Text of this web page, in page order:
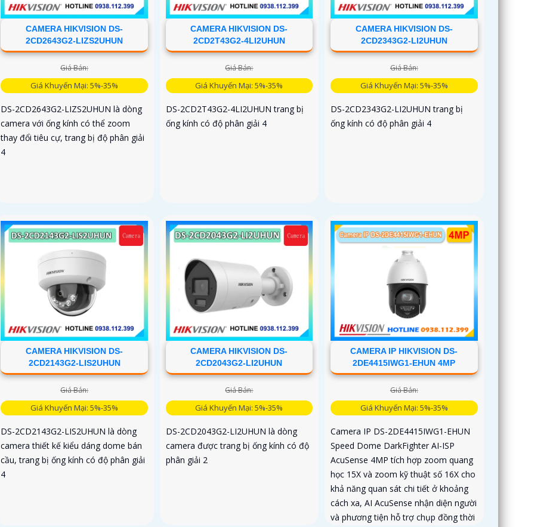
CAMERA HIKVISION DS-
2CD2643G2-LIZS2UHUN
Giá Bán:
Giá Khuyến Mại: 5%-35%
DS-2CD2643G2-LIZS2UHUN là dòng
camera với ống kính có thể zoom
thay đổi tiêu cự, trang bị độ phân giải
4
CAMERA HIKVISION DS-
2CD2T43G2-4LI2UHUN
Giá Bán:
Giá Khuyến Mại: 5%-35%
DS-2CD2T43G2-4LI2UHUN trang bị
ống kính có độ phân giải 4
CAMERA HIKVISION DS-
2CD2343G2-LI2UHUN
Giá Bán:
Giá Khuyến Mại: 5%-35%
DS-2CD2343G2-LI2UHUN trang bị
ống kính có độ phân giải 4
CAMERA HIKVISION DS-
2CD2143G2-LIS2UHUN
Giá Bán:
Giá Khuyến Mại: 5%-35%
DS-2CD2143G2-LIS2UHUN là dòng
camera thiết kế kiểu dáng dome bán
cầu, trang bị ống kính có độ phân giải
4
CAMERA HIKVISION DS-
2CD2043G2-LI2UHUN
Giá Bán:
Giá Khuyến Mại: 5%-35%
DS-2CD2043G2-LI2UHUN là dòng
camera được trang bị ống kính có độ
phân giải 2
CAMERA IP HIKVISION DS-
2DE4415IWG1-EHUN 4MP
Giá Bán:
Giá Khuyến Mại: 5%-35%
Camera IP DS-2DE4415IWG1-EHUN
Speed Dome DarkFighter AI-ISP
AcuSense 4MP tích hợp zoom quang
học 15X và zoom kỹ thuật số 16X cho
khả năng quan sát chi tiết ở khoảng
cách xa, AI AcuSense nhận diện người
và phương tiện hỗ trợ chụp đồng thời